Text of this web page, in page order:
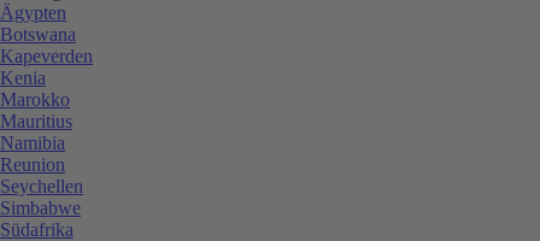
Ägypten
Botswana
Kapeverden
Kenia
Marokko
Mauritius
Namibia
Reunion
Seychellen
Simbabwe
Südafrika